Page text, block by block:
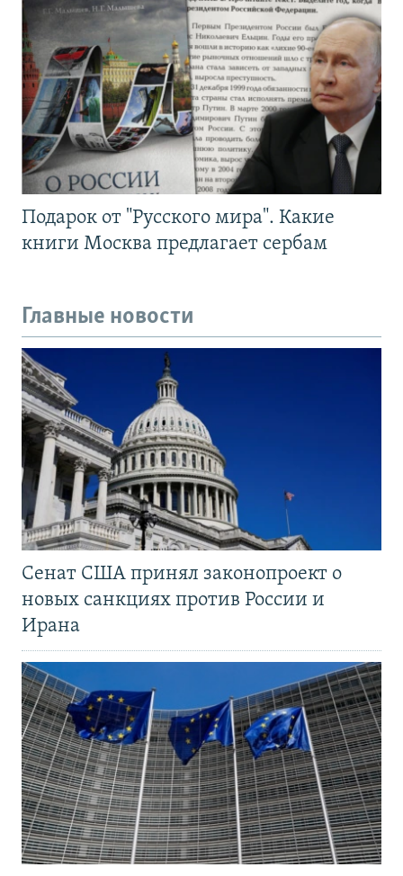
Подарок от "Русского мира". Какие
книги Москва предлагает сербам
Главные новости
Сенат США принял законопроект о
новых санкциях против России и
Ирана